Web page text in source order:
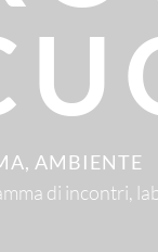
AMBIENTE
di incontri,